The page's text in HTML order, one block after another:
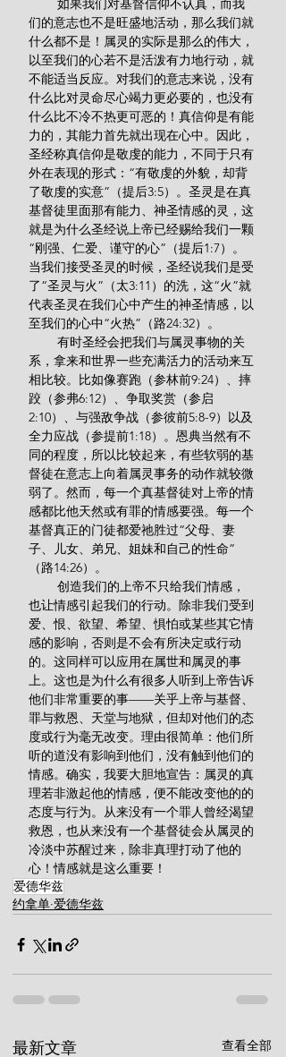
们的意志也不是旺盛地活动，那么我们就
什么都不是！属灵的实际是那么的伟大，
以至我们的心若不是活泼有力地行动，就
不能适当反应。对我们的意志来说，没有
什么比对灵命尽心竭力更必要的，也没有
什么比不冷不热更可恶的！真信仰是有能
力的，其能力首先就出现在心中。因此，
圣经称真信仰是敬虔的能力，不同于只有
外在表现的形式：“有敬虔的外貌，却背
了敬虔的实意”（提后3:5）。圣灵是在真
基督徒里面那有能力、神圣情感的灵，这
就是为什么圣经说上帝已经赐给我们一颗
“刚强、仁爱、谨守的心”（提后1:7）。
当我们接受圣灵的时候，圣经说我们是受
了“圣灵与火”（太3:11）的洗，这“火”就
代表圣灵在我们心中产生的神圣情感，以
至我们的心中“火热”（路24:32）。
系，拿来和世界一些充满活力的活动来互
相比较。比如像赛跑（参林前9:24）、摔
跤（参弗6:12）、争取奖赏（参启
2:10）、与强敌争战（参彼前5:8-9）以及
全力应战（参提前1:18）。恩典当然有不
同的程度，所以比较起来，有些软弱的基
督徒在意志上向着属灵事务的动作就较微
弱了。然而，每一个真基督徒对上帝的情
感都比他天然或有罪的情感要强。每一个
基督真正的门徒都爱祂胜过“父母、妻
子、儿女、弟兄、姐妹和自己的性命”
（路14:26）。
也让情感引起我们的行动。除非我们受到
爱、恨、欲望、希望、惧怕或某些其它情
感的影响，否则是不会有所决定或行动
的。这同样可以应用在属世和属灵的事
上。这也是为什么有很多人听到上帝告诉
他们非常重要的事——关乎上帝与基督、
罪与救恩、天堂与地狱，但却对他们的态
度或行为毫无改变。理由很简单：他们所
听的道没有影响到他们，没有触到他们的
情感。确实，我要大胆地宣告：属灵的真
理若非激起他的情感，便不能改变他的的
态度与行为。从来没有一个罪人曾经渴望
救恩，也从来没有一个基督徒会从属灵的
冷淡中苏醒过来，除非真理打动了他的
心！情感就是这么重要！
爱德华兹
约拿单·爱德华兹
最新文章 查看全部